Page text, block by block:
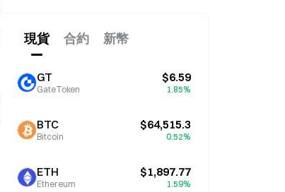
現貨 合約 新幣
GT
GateToken
$6.59
1.85%
BTC
Bitcoin
$64,515.3
0.52%
ETH
Ethereum
$1,897.77
1.59%